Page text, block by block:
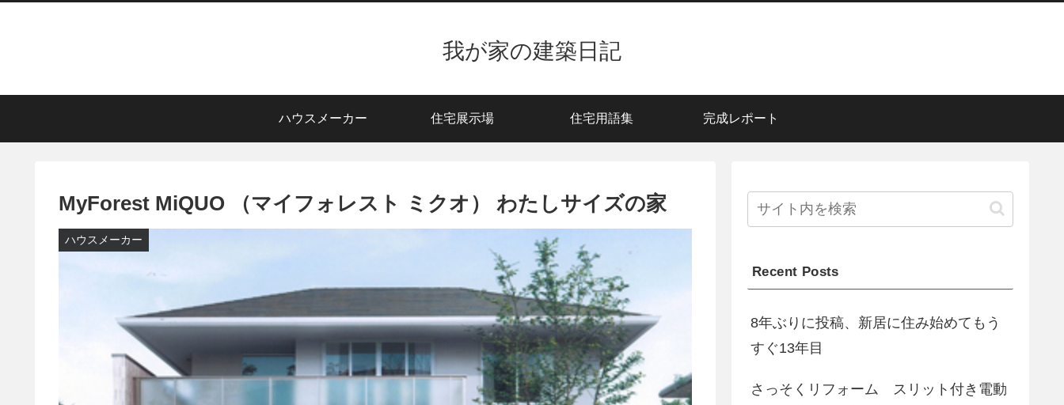
我が家の建築日記
ハウスメーカー 住宅展示場 住宅用語集 完成レポート
MyForest MiQUO （マイフォレスト ミクオ） わたしサイズの家
ハウスメーカー
Recent Posts
8年ぶりに投稿、新居に住み始めてもう
すぐ13年目
さっそくリフォーム スリット付き電動